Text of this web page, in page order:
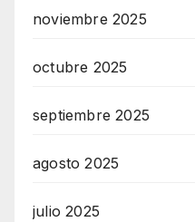
noviembre 2025
octubre 2025
septiembre 2025
agosto 2025
julio 2025